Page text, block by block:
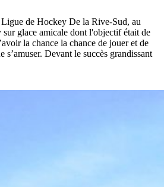
de Hockey De la Rive-Sud, au
glace amicale dont l'objectif était de
la chance la chance de jouer et de
s’amuser. Devant le succès grandissant